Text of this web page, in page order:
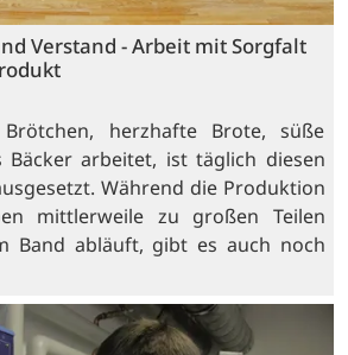
Verstand - Arbeit mit Sorgfalt
herzhafte Brote, süße
Bäcker arbeitet, ist täglich diesen
Während die Produktion
mittlerweile zu großen Teilen
Band abläuft, gibt es auch noch